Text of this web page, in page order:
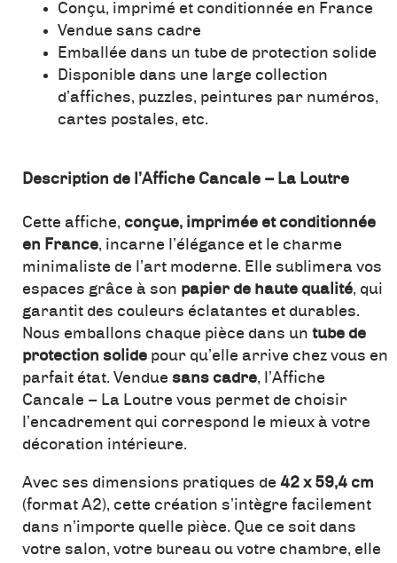
Conçu, imprimé et conditionnée en France
Vendue sans cadre
Emballée dans un tube de protection solide
Disponible dans une large collection
d’affiches, puzzles, peintures par numéros,
cartes postales, etc.
Description de l’Affiche Cancale – La Loutre
Cette affiche, conçue, imprimée et conditionnée
en France, incarne l’élégance et le charme
minimaliste de l’art moderne. Elle sublimera vos
espaces grâce à son papier de haute qualité, qui
garantit des couleurs éclatantes et durables.
Nous emballons chaque pièce dans un tube de
protection solide pour qu’elle arrive chez vous en
parfait état. Vendue sans cadre, l’Affiche
Cancale – La Loutre vous permet de choisir
l’encadrement qui correspond le mieux à votre
décoration intérieure.
Avec ses dimensions pratiques de 42 x 59,4 cm
(format A2), cette création s’intègre facilement
dans n’importe quelle pièce. Que ce soit dans
votre salon, votre bureau ou votre chambre, elle